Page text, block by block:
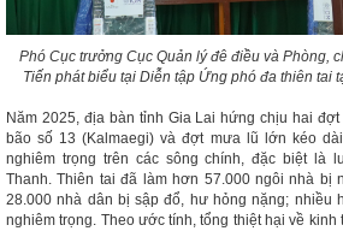
Phó Cục trưởng Cục Quản lý đê điều và Phòng,
Tiến phát biểu tại Diễn tập Ứng phó đa thiên tai
Năm 2025, địa bàn tỉnh Gia Lai hứng chịu hai
bão số 13 (Kalmaegi) và đợt mưa lũ lớn kéo
nghiêm trọng trên các sông chính, đặc biệt là
Thanh. Thiên tai đã làm hơn 57.000 ngôi nhà bị
28.000 nhà dân bị sập đổ, hư hỏng nặng; nhiều
nghiêm trọng. Theo ước tính, tổng thiệt hại về